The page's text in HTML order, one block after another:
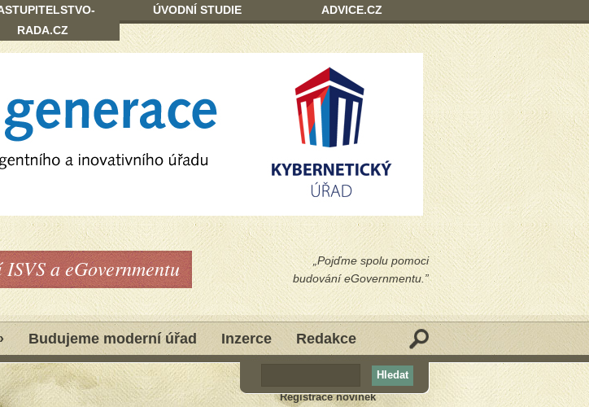
„Pojďme spolu pomoci
budování eGovernmentu.”
a eGovernmentu
Budujeme moderní úřad Inzerce Redakce
Registrace novinek
RADA.CZ
ÚVODNÍ STUDIE ADVICE.CZ